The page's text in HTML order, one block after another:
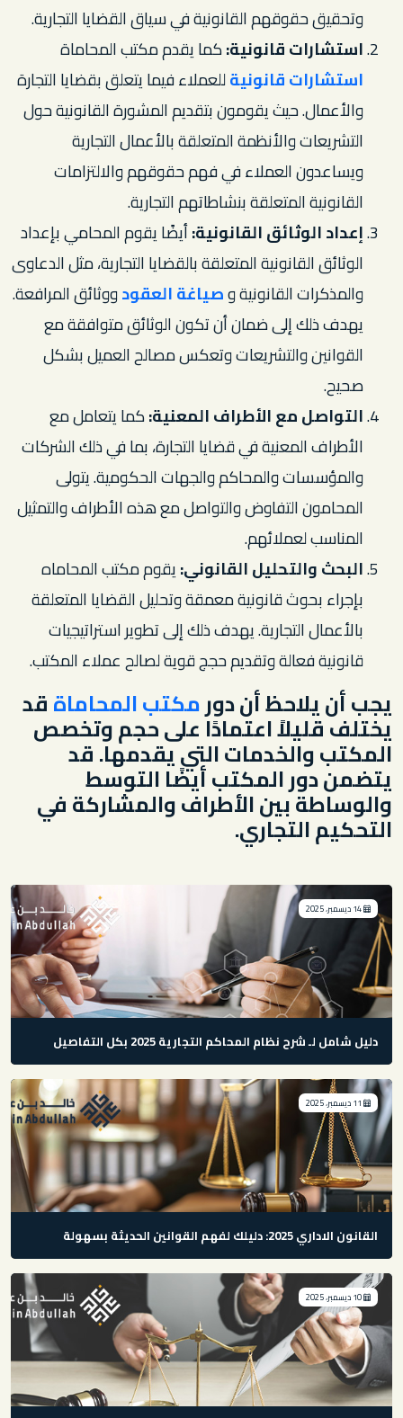
وتحقيق حقوقهم القانونية في سياق القضايا التجارية.
استشارات قانونية:كما يقدم مكتب المحاماة
استشارات قانونيةللعملاء فيما يتعلق بقضايا التجارة
والأعمال. حيث يقومون بتقديم المشورة القانونية حول
التشريعات والأنظمة المتعلقة بالأعمال التجارية
ويساعدون العملاء في فهم حقوقهم والالتزامات
القانونية المتعلقة بنشاطاتهم التجارية.
إعداد الوثائق القانونية:أيضًا يقوم المحامي بإعداد
الوثائق القانونية المتعلقة بالقضايا التجارية، مثل الدعاوى
والمذكرات القانونية وصياغة العقودووثائق المرافعة.
يهدف ذلك إلى ضمان أن تكون الوثائق متوافقة مع
القوانين والتشريعات وتعكس مصالح العميل بشكل
صحيح.
التواصل مع الأطراف المعنية:كما يتعامل مع
الأطراف المعنية في قضايا التجارة، بما في ذلك الشركات
والمؤسسات والمحاكم والجهات الحكومية. يتولى
المحامون التفاوض والتواصل مع هذه الأطراف والتمثيل
المناسب لعملائهم.
البحث والتحليل القانوني:يقوم مكتب المحاماه
بإجراء بحوث قانونية معمقة وتحليل القضايا المتعلقة
بالأعمال التجارية. يهدف ذلك إلى تطوير استراتيجيات
قانونية فعالة وتقديم حجج قوية لصالح عملاء المكتب.
يجب أن يلاحظ أن دورمكتب المحاماةقد
يختلف قليلاً اعتمادًا على حجم وتخصص
المكتب والخدمات التي يقدمها. قد
يتضمن دور المكتب أيضًا التوسط
والوساطة بين الأطراف والمشاركة في
التحكيم التجاري.
دليل شامل لـ شرح نظام المحاكم التجارية 2025 بكل التفاصيل
القانون الاداري 2025: دليلك لفهم القوانين الحديثة بسهولة